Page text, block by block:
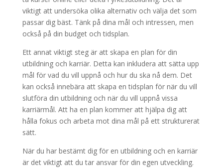
viktigt att undersöka olika alternativ och välja det som
passar dig bäst. Tänk på dina mål och intressen, men
också på din budget och tidsplan.
Ett annat viktigt steg är att skapa en plan för din
utbildning och karriär. Detta kan inkludera att sätta upp
mål för vad du vill uppnå och hur du ska nå dem. Det
kan också innebära att skapa en tidsplan för när du vill
slutföra din utbildning och när du vill uppnå vissa
karriärmål. Att ha en plan kommer att hjälpa dig att
hålla fokus och arbeta mot dina mål på ett strukturerat
sätt.
När du har bestämt dig för en utbildning och en karriär
är det viktigt att du tar ansvar för din egen utveckling.